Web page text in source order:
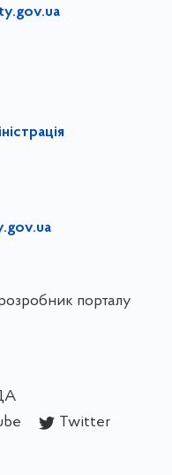
порталу
Twitter